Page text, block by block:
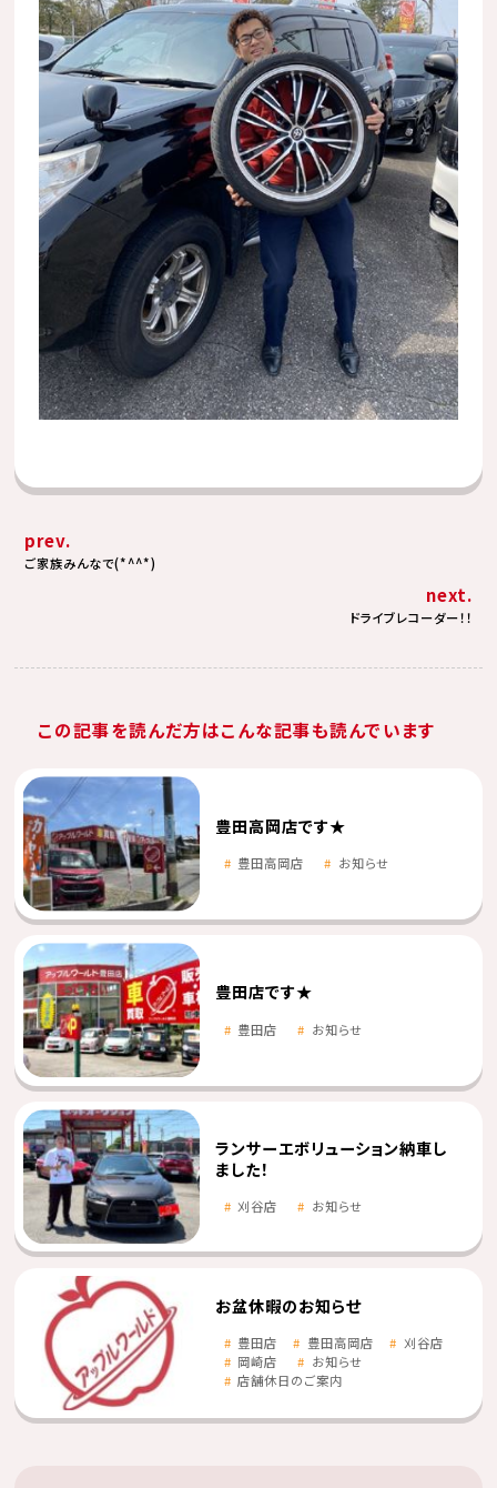
prev.
ご家族みんなで(*^^*)
next.
ドライブレコーダー！！
この記事を読んだ方はこんな記事も読んでいます
豊田高岡店です★
豊田高岡店 お知らせ
豊田店です★
豊田店 お知らせ
ランサーエボリューション納車し
ました！
刈谷店 お知らせ
お盆休暇のお知らせ
豊田店 豊田高岡店
刈谷店
岡崎店
お知らせ
店舗休日のご案内